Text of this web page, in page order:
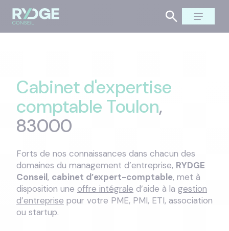
Cabinet d'expertise
comptable Toulon,
83000
Forts de nos connaissances dans chacun des
domaines du management d’entreprise, RYDGE
Conseil, cabinet d’expert-comptable, met à
disposition une offre intégrale d’aide à la gestion
d’entreprise pour votre PME, PMI, ETI, association
ou startup.